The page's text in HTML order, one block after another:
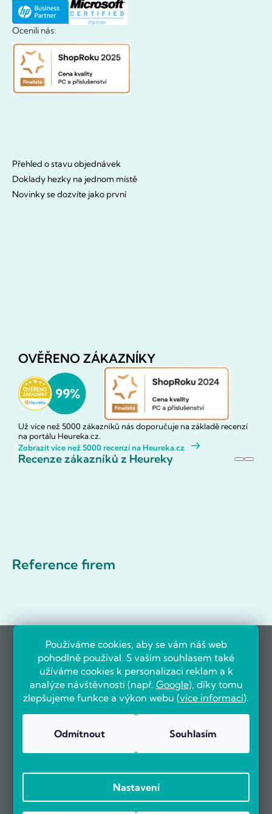
Používáme cookies, aby se vám náš web
pohodlně používal. S vaším souhlasem také
užíváme cookies k personalizaci reklam a k
analýze návštěvnosti (např. Google), díky tomu
zlepšujeme funkce a výkon webu (více informací).
Odmítnout Souhlasím
Nastavení
Ocenili nás:
Přehled o stavu objednávek
Doklady hezky na jednom místě
Novinky se dozvíte jako první
OVĚŘENO ZÁKAZNÍKY
Už více než 5000 zákazníků nás doporučuje na základě recenzí
na portálu Heureka.cz.
Zobrazit více než 5000 recenzí na Heureka.cz
Recenze zákazníků z Heureky
Reference firem